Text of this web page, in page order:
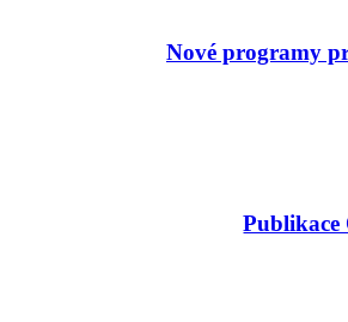
Nové programy